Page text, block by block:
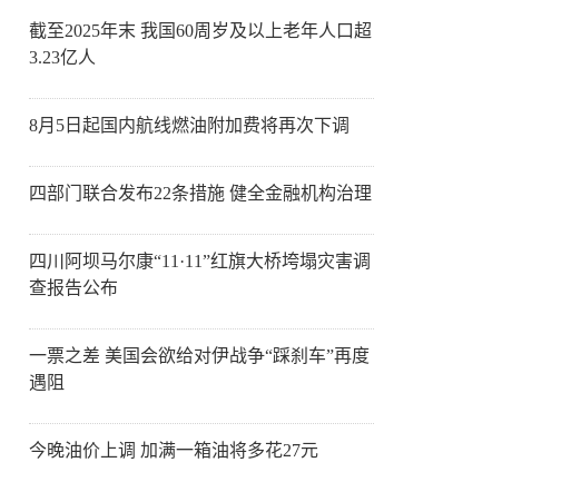
截至2025年末 我国60周岁及以上老年人口超
3.23亿人
8月5日起国内航线燃油附加费将再次下调
四部门联合发布22条措施 健全金融机构治理
四川阿坝马尔康“11·11”红旗大桥垮塌灾害调
查报告公布
一票之差 美国会欲给对伊战争“踩刹车”再度
遇阻
今晚油价上调 加满一箱油将多花27元